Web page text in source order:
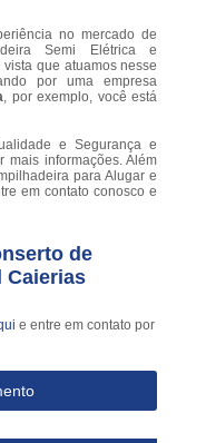
no mercado de
Semi Elétrica e
que atuamos nesse
por uma empresa
, por exemplo, você está
e Segurança e
mais informações. Além
para Alugar e
em contato conosco e
de
Caierias
e entre em contato por